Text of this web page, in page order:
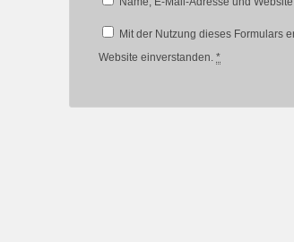
Mit der Nutzung dieses Formulars
Website einverstanden. *